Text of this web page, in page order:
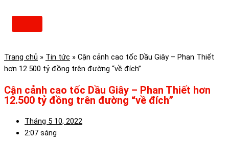
contentMenu
Trang chủ » Tin tức » Cận cảnh cao tốc Dầu Giây – Phan Thiết
hơn 12.500 tỷ đồng trên đường “về đích”
Cận cảnh cao tốc Dầu Giây – Phan Thiết hơn
12.500 tỷ đồng trên đường “về đích”
Tháng 5 10, 2022
2:07 sáng